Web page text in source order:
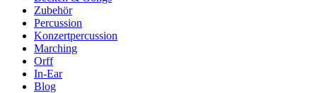
Zubehör
Percussion
Konzertpercussion
Marching
Orff
In-Ear
Blog